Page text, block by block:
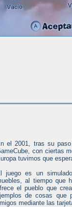
el 2001, tras su
con ciertas
tuvimos que
juego es un
al tiempo que
el pueblo que
de cosas que
mediante las